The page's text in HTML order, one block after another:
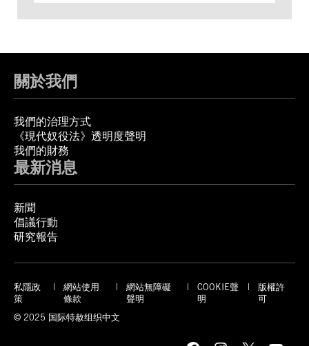
關於我們
我們的治理方式
《現代奴役法》透明度聲明
我們的財務
最新消息
新聞
倡議行動
研究報告
私隱政
策
網站使用
條款
網站無障礙
聲明
COOKIE聲
明
版權許
可
© 2025 国际特赦组织中文